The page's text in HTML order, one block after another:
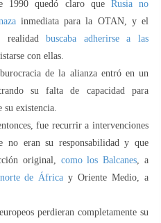
1990 quedó claro que Rusia no
inmediata para la OTAN, y el
realidadbuscaba adherirse a las
con ellas.
de la alianza entró en un
su falta de capacidad para
existencia.
fue recurrir a intervenciones
no eran su responsabilidad y que
original, como los Balcanes , a
de África y Oriente Medio, a
perdieran completamente su